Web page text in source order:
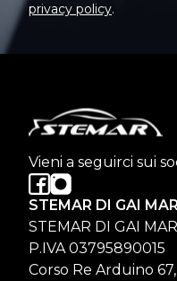
privacy policy.
Vieni a seguirci sui
STEMAR DI GAI
STEMAR DI GAI
P.IVA 03795890015
Corso Re Arduino